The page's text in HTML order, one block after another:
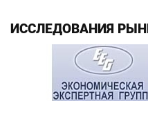
ИССЛЕДОВАНИЯ